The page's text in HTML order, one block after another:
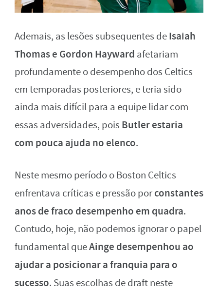
Ademais, as lesões subsequentes deIsaiah
Thomas e Gordon Hayward afetariam
profundamente o desempenho dos Celtics
em temporadas posteriores, e teria sido
ainda mais difícil para a equipe lidar com
essas adversidades, pois Butler estaria
com pouca ajuda no elenco.
Neste mesmo período o Boston Celtics
enfrentava críticas e pressão porconstantes
anos de fraco desempenho em quadra.
Contudo, hoje, não podemos ignorar o papel
fundamental queAinge desempenhou ao
ajudar a posicionar a franquia para o
sucesso. Suas escolhas de draft neste